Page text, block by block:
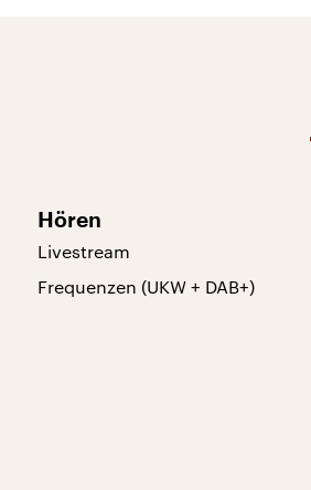
Hören
Livestream
Frequenzen (UKW + DAB+)